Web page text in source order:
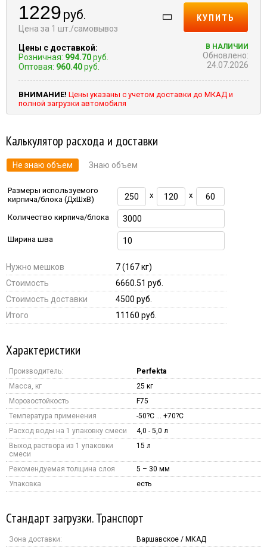
1229 руб.
Цена за 1 шт./самовывоз
Цены с доставкой:
Розничная: 994.70руб.
Оптовая: 960.40руб.
КУПИТЬ
В НАЛИЧИИ
Обновлено:
24.07.2026
ВНИМАНИЕ! Цены указаны с учетом доставки до МКАД и
полной загрузки автомобиля
Калькулятор расхода и доставки
Не знаю объем Знаю объем
Размеры используемого
кирпича/блока (ДхШхВ)
x x
Количество кирпича/блока
Ширина шва
Нужно мешков 7(167 кг)
Стоимость
6660.51 руб.
Стоимость доставки
4500 руб.
Итого
11160 руб.
Характеристики
Производитель:
Perfekta
Масса, кг
25 кг
Морозостойкость
F75
Температура применения
-50?С … +70?С
Расход воды на 1 упаковку смеси
4,0 - 5,0 л
Выход раствора из 1 упаковки
смеси
15 л
Рекомендуемая толщина слоя
5 – 30 мм
Упаковка
есть
Стандарт загрузки. Транспорт
Зона доставки: Варшавское / МКАД